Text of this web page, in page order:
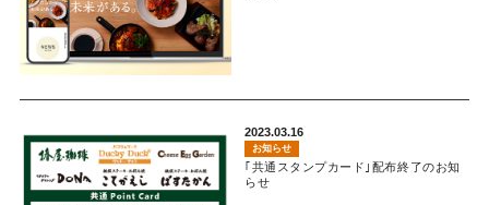
2023.03.16
お知らせ
｢共通スタンプカード｣配布終了のお知
らせ